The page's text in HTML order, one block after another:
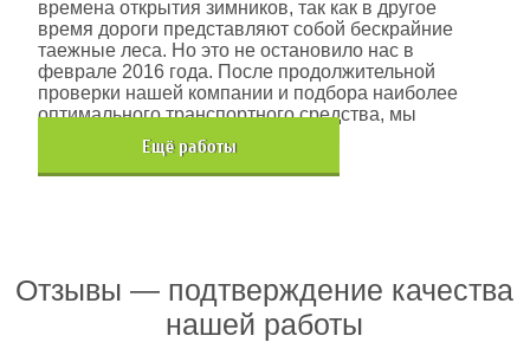
времена открытия зимников, так как в другое
время дороги представляют собой бескрайние
таежные леса. Но это не остановило нас в
феврале 2016 года. После продолжительной
проверки нашей компании и подбора наиболее
оптимального транспортного средства, мы
помогли данной компании.
Eщё работы
Отзывы — подтверждение качества
нашей работы